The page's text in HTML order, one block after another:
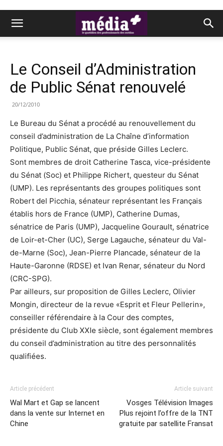
Le Conseil d’Administration
de Public Sénat renouvelé
20/12/2010
Le Bureau du Sénat a procédé au renouvellement du
conseil d’administration de La Chaîne d’information
Politique, Public Sénat, que préside Gilles Leclerc.
Sont membres de droit Catherine Tasca, vice-présidente
du Sénat (Soc) et Philippe Richert, questeur du Sénat
(UMP). Les représentants des groupes politiques sont
Robert del Picchia, sénateur représentant les Français
établis hors de France (UMP), Catherine Dumas,
sénatrice de Paris (UMP), Jacqueline Gourault, sénatrice
de Loir-et-Cher (UC), Serge Lagauche, sénateur du Val-
de-Marne (Soc), Jean-Pierre Plancade, sénateur de la
Haute-Garonne (RDSE) et Ivan Renar, sénateur du Nord
(CRC-SPG).
Par ailleurs, sur proposition de Gilles Leclerc, Olivier
Mongin, directeur de la revue «Esprit et Fleur Pellerin»,
conseiller référendaire à la Cour des comptes,
présidente du Club XXIe siècle, sont également membres
du conseil d’administration au titre des personnalités
qualifiées.
Article précédent
Wal Mart et Gap se lancent
dans la vente sur Internet en
Chine
Article suivant
Vosges Télévision Images
Plus rejoint l’offre de la TNT
gratuite par satellite Fransat